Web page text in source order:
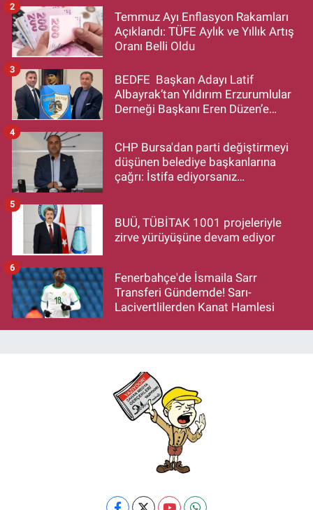
Temmuz Ayı Enflasyon Rakamları
Açıklandı: TÜFE Aylık ve Yıllık Artış
Oranı Belli Oldu
2
BEDFE Başkan Adayı Latif
Albayrak’tan Yıldırım Erzurumlular
Derneği Başkanı Eren Düzen’e
3
CHP Bursa'dan parti değiştirmeyi
düşünen belediye başkanlarına
çağrı: İstifa ediyorsanız
4
BUÜ, TÜBİTAK 1001 projeleriyle
zirve yürüyüşüne devam ediyor
5
Fenerbahçe'de İsmaila Sarr
Transferi Gündemde! Sarı-
Lacivertlilerden Kanat Hamlesi
6